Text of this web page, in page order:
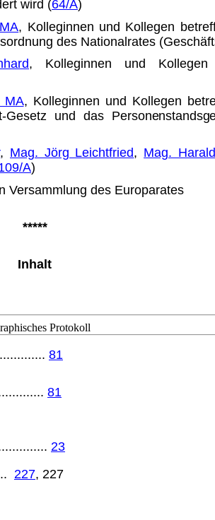
wird (64/A)
, Kolle­ginnen und Kollegen
des Na­tionalrates
, Kolleginnen und
MA, Kolle­ginnen und Kollegen
Gesetz und das Perso­
, Mag. Jörg Leichtfried, Mag.
A)
Ver­sammlung des Europarates
*****
Inhalt
Protokoll
81
81
23
227, 227